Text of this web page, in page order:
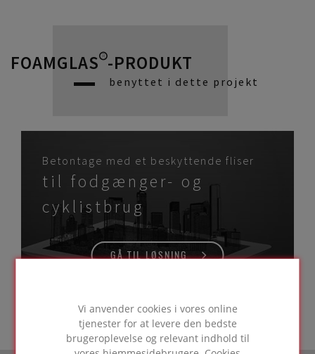
Vi anvender cookies i vores online
tjenester for at levere den bedste
brugeroplevelse og relevant indhold til
FOAMGLAS®-PRODUKT
benyttet i dette projekt
Betontage med et beskyttende fliser
til fodgænger- og
cyklistbrug
GÅ TIL LØSNING